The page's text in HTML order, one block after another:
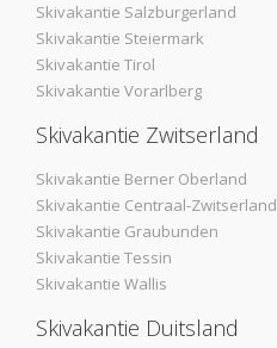
Skivakantie Salzburgerland
Skivakantie Steiermark
Skivakantie Tirol
Skivakantie Vorarlberg
Skivakantie Zwitserland
Skivakantie Berner Oberland
Skivakantie Centraal-Zwitserland
Skivakantie Graubunden
Skivakantie Tessin
Skivakantie Wallis
Skivakantie Duitsland